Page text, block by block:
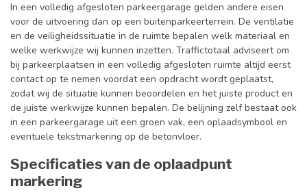
In een volledig afgesloten parkeergarage gelden andere eisen
voor de uitvoering dan op een buitenparkeerterrein. De ventilatie
en de veiligheidssituatie in de ruimte bepalen welk materiaal en
welke werkwijze wij kunnen inzetten. Traffictotaal adviseert om
bij parkeerplaatsen in een volledig afgesloten ruimte altijd eerst
contact op te nemen voordat een opdracht wordt geplaatst,
zodat wij de situatie kunnen beoordelen en het juiste product en
de juiste werkwijze kunnen bepalen. De belijning zelf bestaat ook
in een parkeergarage uit een groen vak, een oplaadsymbool en
eventuele tekstmarkering op de betonvloer.
Specificaties van de oplaadpunt
markering